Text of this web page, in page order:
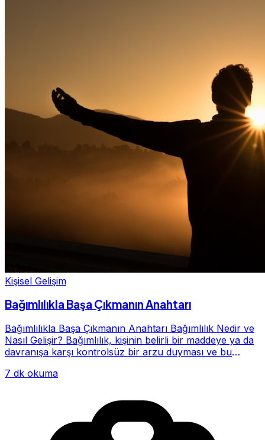
Kişisel Gelişim
Bağımlılıkla Başa Çıkmanın Anahtarı
Bağımlılıkla Başa Çıkmanın Anahtarı Bağımlılık Nedir ve
Nasıl Gelişir? Bağımlılık, kişinin belirli bir maddeye ya da
davranışa karşı kontrolsüz bir arzu duyması ve bu
7 dk okuma